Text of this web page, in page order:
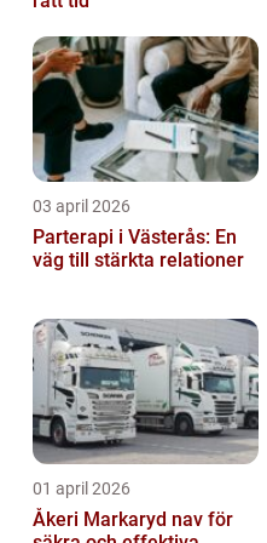
03 april 2026
Parterapi i Västerås: En
väg till stärkta relationer
01 april 2026
Åkeri Markaryd nav för